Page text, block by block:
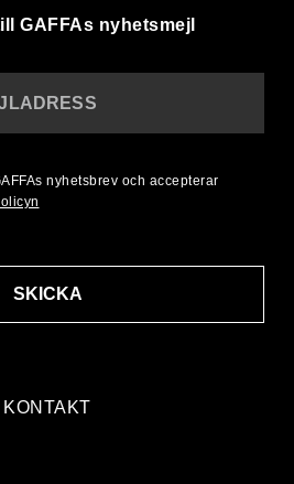
GAFFAs nyhetsmejl
KONTAKT
SKICKA
nyhetsbrev och accepterar